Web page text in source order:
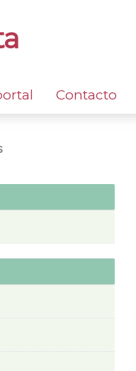
Contacto